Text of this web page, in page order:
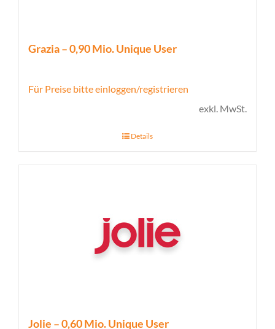
Grazia – 0,90 Mio. Unique User
Für Preise bitte einloggen/registrieren
exkl. MwSt.
Details
Jolie – 0,60 Mio. Unique User